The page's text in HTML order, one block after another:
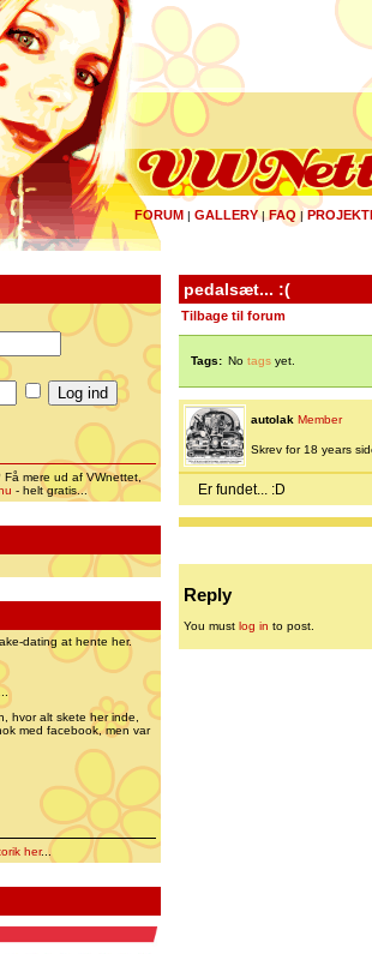
FORUM | GALLERY|FAQ |
mere ud af VWnettet,
- helt gratis...
dating at hente her.
hvor alt skete her inde,
med facebook, men var
her...
pedalsæt... :(
Tilbage til forum
Tags: No tags yet.
autolak Member
Skrev for 18 years
Er fundet... :D
Reply
You must log in to post.